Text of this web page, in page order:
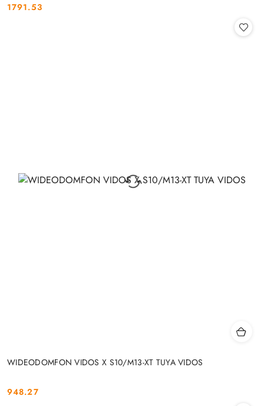
Cena:
1791.53
WIDEODOMFON VIDOS X S10/M13-XT TUYA VIDOS
Cena:
948.27